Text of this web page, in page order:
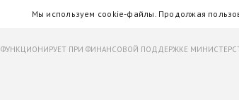
Мы используем cookie-файлы. Продолжая
ФУНКЦИОНИРУЕТ ПРИ ФИНАНСОВОЙ ПОДДЕРЖКЕ